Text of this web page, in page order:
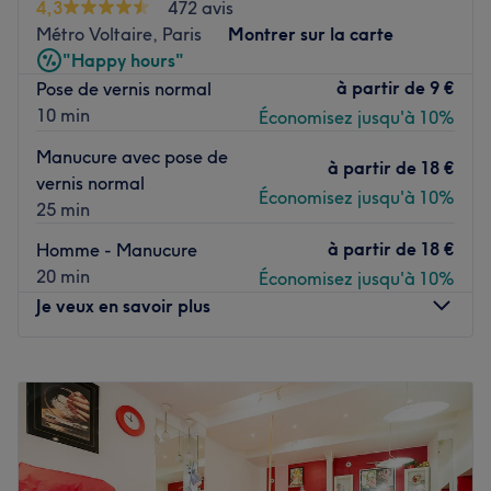
L’équipe
Une équipe de professionnels accueillent
chaleureusement leurs clients.
Nos coups de cœur :
décoration cocooning.
Les spécialités de l’établissement : la beauté du regard,
la beauté des ongles, et les soins du visage.
Voir le salon
4,3
472 avis
Métro Voltaire, Paris
Montrer sur la carte
"Happy hours"
Pose de vernis normal
10 min
à partir de 9 €
Économisez jusqu'à 10%
Manucure avec pose de
vernis normal
25 min
à partir de 18 €
Économisez jusqu'à 10%
Homme - Manucure
20 min
à partir de 18 €
Économisez jusqu'à 10%
Je veux en savoir plus
Mardi
Mercredi
19:30
Jeudi
10:00 – 19:30
Vendredi
10:00–19:30